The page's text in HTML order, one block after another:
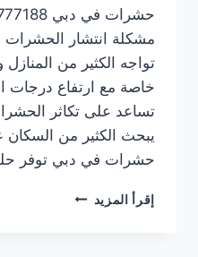
مشكلة انتشار الحشرات
تواجه الكثير من
خاصة مع ارتفاع درجات
تساعد على تكاثر
يبحث الكثير من
حشرات في دبي توفر
إقرأ المزيد شركة